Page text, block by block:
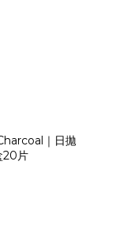
｜日拋
20片